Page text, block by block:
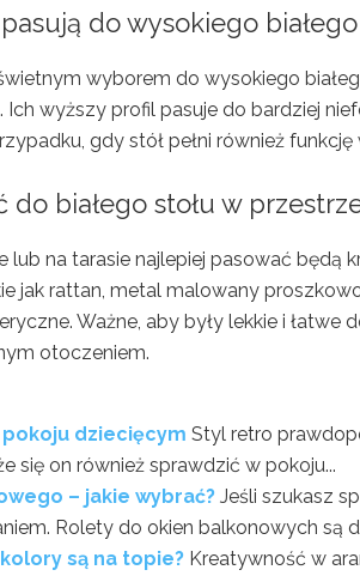
do wysokiego białego
wyborem do wysokiego
wyższy profil pasuje do bardziej
gdy stół pełni również funkcję
do białego stołu w
lub na tarasie najlepiej pasować będą
jak rattan, metal malowany
Ważne, aby były lekkie i łatwe
otoczeniem.
dziecięcym Styl retro
się on również sprawdzić w pokoju...
– jakie wybrać? Jeśli szukasz
Rolety do okien balkonowych są
są na topie? Kreatywność w